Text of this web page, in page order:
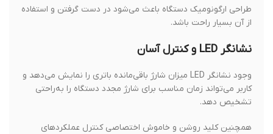
طراحی ارگونومیک دستگاه باعث می‌شود در دست گرفتن و استفاده
از آن بسیار راحت باشد.
نشانگر LED و کنترل آسان
وجود نشانگر LED میزان شارژ باقی‌مانده باتری را نمایش می‌دهد و
کاربر می‌تواند زمان مناسب برای شارژ مجدد دستگاه را به‌راحتی
تشخیص دهد.
همچنین کلید روشن و خاموش اختصاصی کنترل عملکردهای